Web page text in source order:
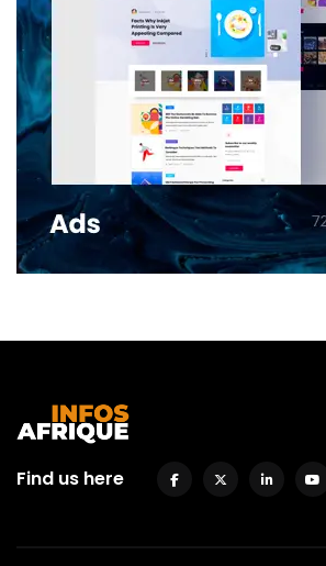
Find us here